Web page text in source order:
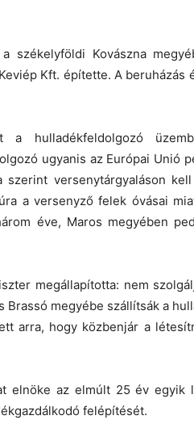
Kovászna
Kft. építette. A beruházás
hulladékfeldolgozó
ugyanis az Európai Unió
szerint versenytárgyaláson
a versenyző felek óvásai
éve, Maros megyében
megállapította: nem
megyébe szállítsák a
arra, hogy közbenjár a
elnöke az elmúlt 25 év egyik
felépítését.